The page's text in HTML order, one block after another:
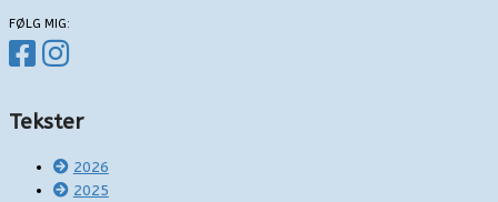
FØLG MIG:
Tekster
2026
2025